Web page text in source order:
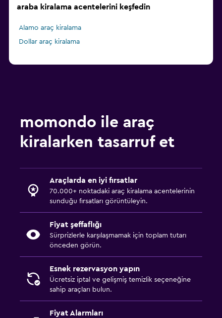
araba kiralama acentelerini keşfedin
Alamo araç kiralama
Dollar araç kiralama
momondo ile araç
kiralarken tasarruf et
Araçlarda en iyi fırsatlar
70.000+ noktadaki araç kiralama acentelerinin
sunduğu fırsatları görüntüleyin.
Fiyat şeffaflığı
Sürprizlerle karşılaşmamak için toplam tutarı
önceden görün.
Esnek rezervasyon yapın
Ücretsiz iptal ve gelişmiş temizlik seçeneğine
sahip araçları bulun.
Fiyat Alarmları